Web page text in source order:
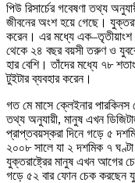
পিউ রিসার্চের গবেষণা তথ্য
জীবনের অংশ হয়ে গেছে।
করেন। এর মধ্যে এক–তৃতীয়াংশ
থেকে ২৪ বছর বয়সী তরুণ ও
হার বেশি। তাঁদের মধ্যে ৭৮
টুইটার ব্যবহার করেন।
গত মে মাসে ক্লেইনার
তথ্য অনুযায়ী, মানুষ এখন
প্রাপ্তবয়স্করা দিনে গড়ে ৫
২০০৮ সালে যা ২ দশমিক ৭
যুক্তরাষ্ট্রের মানুষ এখন আগের
গড়ে ৫২ বার ফোন চেক করছেন